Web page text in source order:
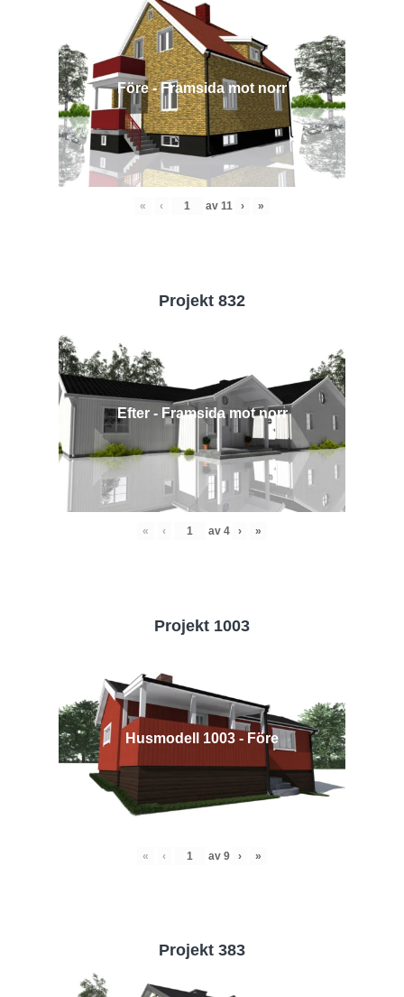
Före - Framsida mot norr
« ‹ av 11 › »
Projekt 832
Efter - Framsida mot norr
« ‹ av 4 › »
Projekt 1003
Husmodell 1003 - Före
« ‹ av 9 › »
Projekt 383